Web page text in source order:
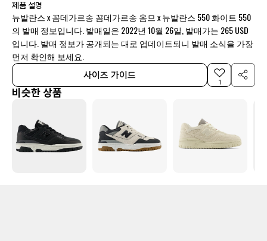
제품 설명
뉴발란스 x 꼼데가르송 꼼데가르송 옴므 x 뉴발란스 550 화이트 550
의 발매 정보입니다. 발매일은 2022년 10월 26일, 발매가는 265 USD
입니다. 발매 정보가 공개되는 대로 업데이트되니 발매 소식을 가장
먼저 확인해 보세요.
사이즈 가이드
1
비슷한 상품